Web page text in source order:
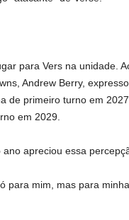
para Vers na unidade.
Andrew Berry,
de primeiro turno em
em 2029.
apreciou essa
para mim, mas para